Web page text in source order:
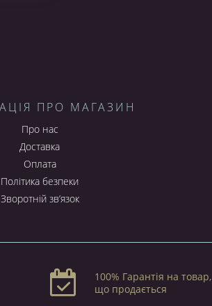
ПРО МАГАЗИН
Про нас
Доставка
Оплата
Політика безпеки
Зворотній зв’язок
100% Гарантія на товар,
що продається